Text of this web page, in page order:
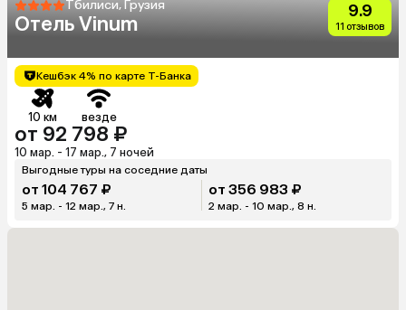
Тбилиси, Грузия
Отель Vinum
9.9
11 отзывов
Кешбэк 4% по карте Т-Банка
10 км везде
от 92 798 ₽
10 мар. - 17 мар., 7 ночей
Выгодные туры на соседние даты
от 104 767 ₽
5 мар. - 12 мар., 7 н.
от 356 983 ₽
2 мар. - 10 мар., 8 н.